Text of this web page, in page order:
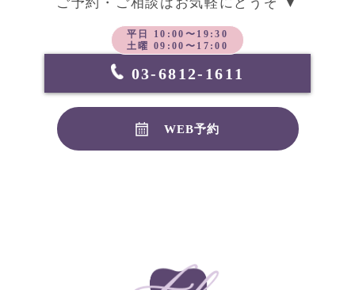
ご予約・ご相談はお気軽にどうぞ ▼
平日 10:00〜19:30
土曜 09:00〜17:00
03-6812-1611
WEB予約